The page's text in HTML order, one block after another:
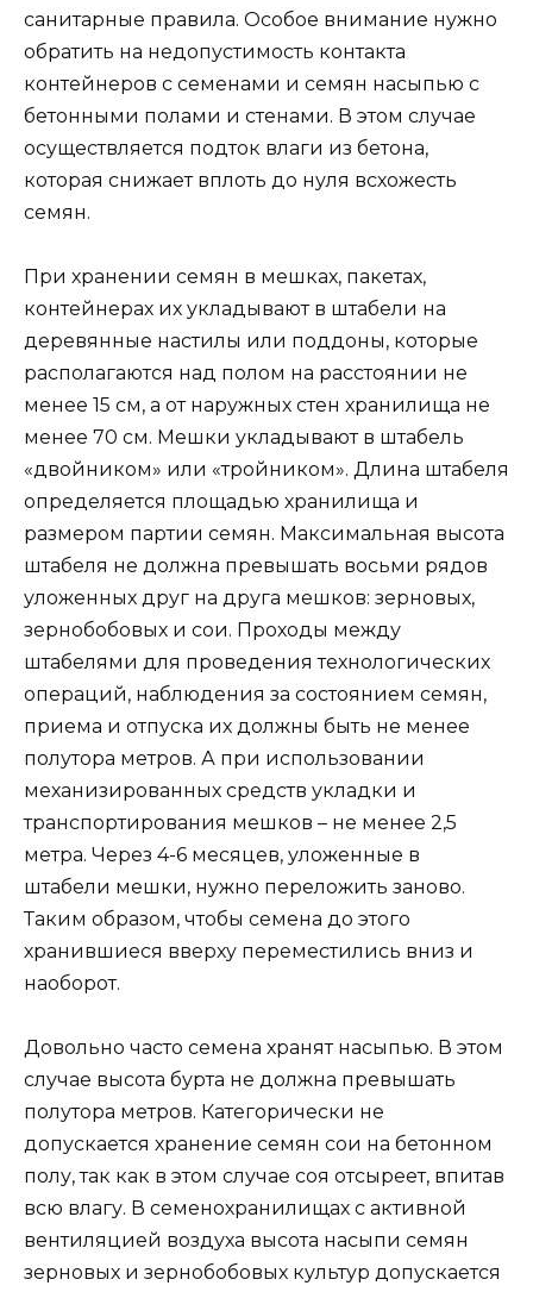
санитарные правила. Особое внимание нужно
обратить на недопустимость контакта
контейнеров с семенами и семян насыпью с
бетонными полами и стенами. В этом случае
осуществляется подток влаги из бетона,
которая снижает вплоть до нуля всхожесть
семян.
При хранении семян в мешках, пакетах,
контейнерах их укладывают в штабели на
деревянные настилы или поддоны, которые
располагаются над полом на расстоянии не
менее 15 см, а от наружных стен хранилища не
менее 70 см. Мешки укладывают в штабель
«двойником» или «тройником». Длина штабеля
определяется площадью хранилища и
размером партии семян. Максимальная высота
штабеля не должна превышать восьми рядов
уложенных друг на друга мешков: зерновых,
зернобобовых и сои. Проходы между
штабелями для проведения технологических
операций, наблюдения за состоянием семян,
приема и отпуска их должны быть не менее
полутора метров. А при использовании
механизированных средств укладки и
транспортирования мешков – не менее 2,5
метра. Через 4-6 месяцев, уложенные в
штабели мешки, нужно переложить заново.
Таким образом, чтобы семена до этого
хранившиеся вверху переместились вниз и
наоборот.
Довольно часто семена хранят насыпью. В этом
случае высота бурта не должна превышать
полутора метров. Категорически не
допускается хранение семян сои на бетонном
полу, так как в этом случае соя отсыреет, впитав
всю влагу. В семенохранилищах с активной
вентиляцией воздуха высота насыпи семян
зерновых и зернобобовых культур допускается